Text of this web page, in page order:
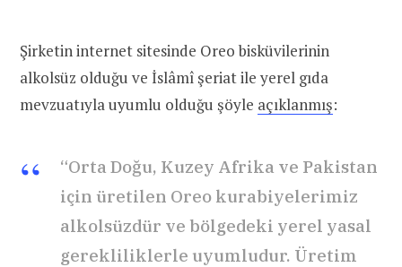
Şirketin internet sitesinde Oreo bisküvilerinin
alkolsüz olduğu ve İslâmî şeriat ile yerel gıda
mevzuatıyla uyumlu olduğu şöyle açıklanmış:
“Orta Doğu, Kuzey Afrika ve Pakistan
için üretilen Oreo kurabiyelerimiz
alkolsüzdür ve bölgedeki yerel yasal
gerekliliklerle uyumludur. Üretim